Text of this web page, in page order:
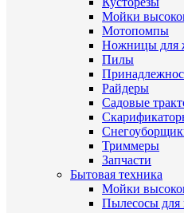
Мойки
Мотопомпы
Ножницы для
Пилы
Райдеры
Садовые
Триммеры
Запчасти
Бытовая техника
Мойки
Пылесосы для